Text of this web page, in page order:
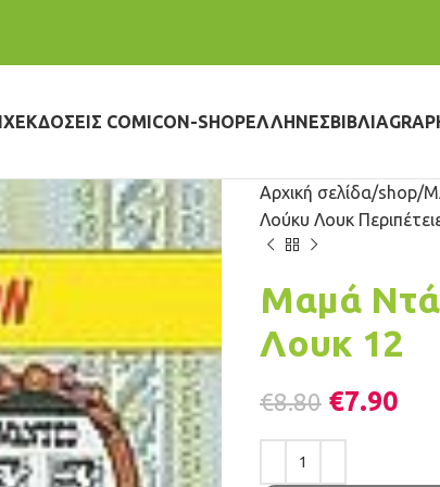
ΕΚΔΌΣΕΙΣ COMICON-SHOPΈΛΛΗΝΕΣΒΙΒΛΊΑ
Αρχική σελίδα shop
Λούκυ Λουκ
Μαμά
Λουκ 12
€8.80 €7.90